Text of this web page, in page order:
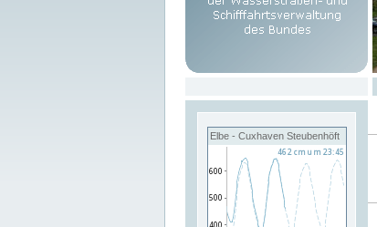
Elbe - Cuxhaven Steubenhöft